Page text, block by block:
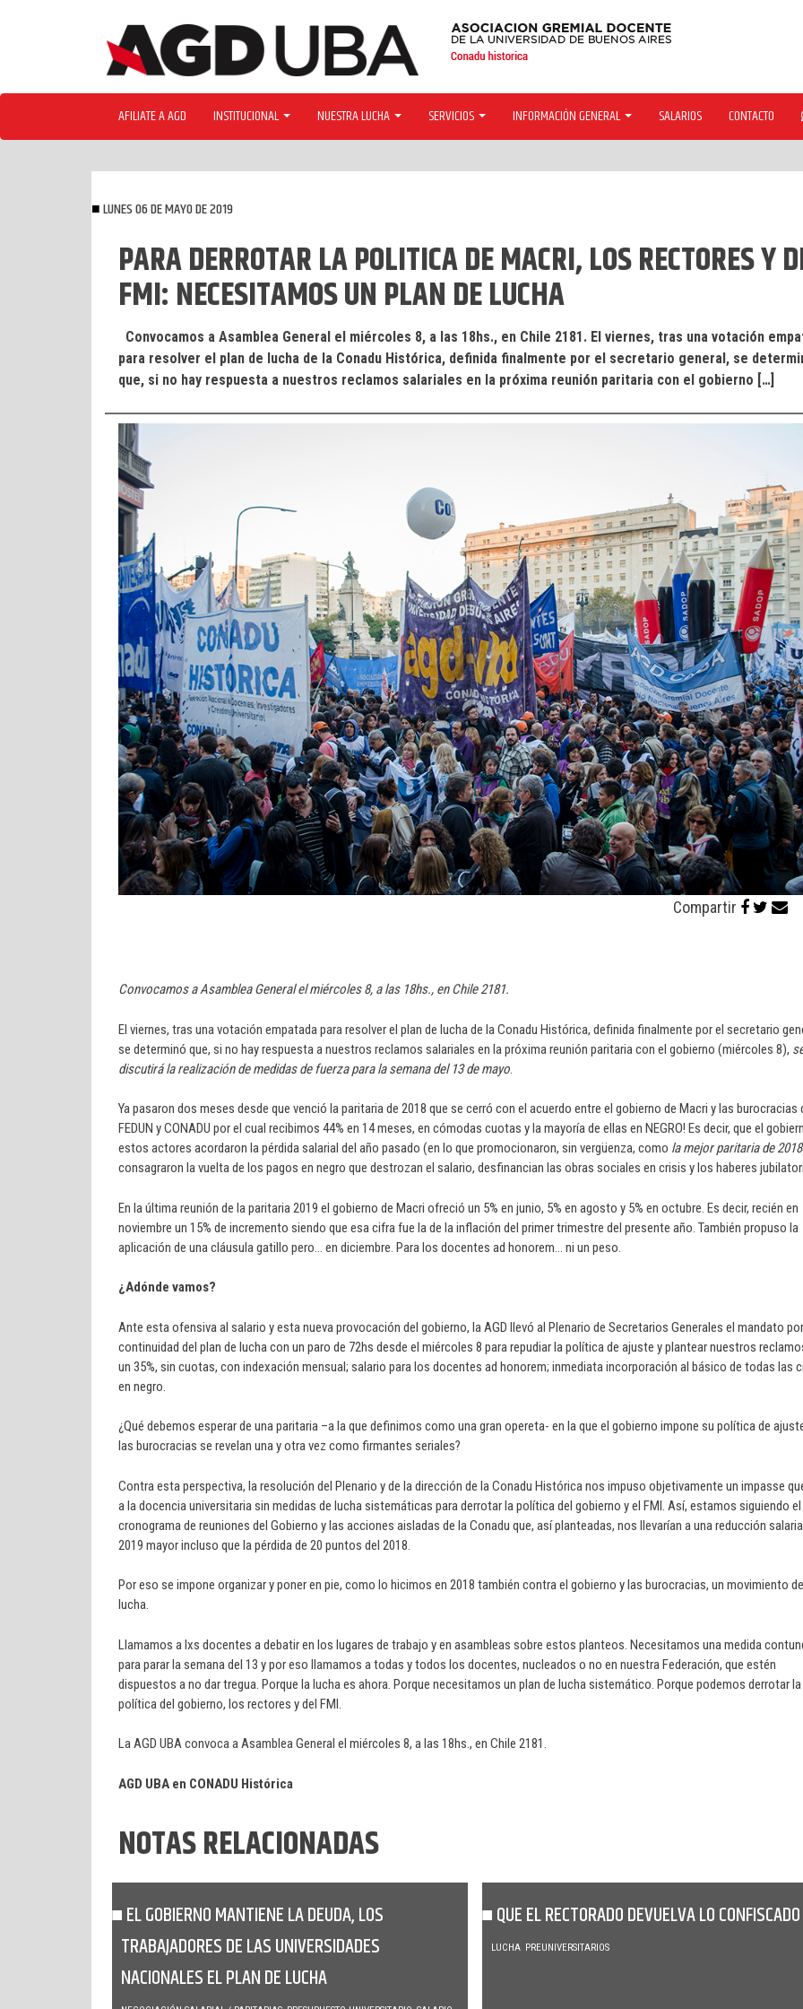
AFILIATE A AGD INSTITUCIONAL NUESTRA LUCHA SERVICIOS INFORMACIÓN GENERAL SALARIOS CONTACTO
LUNES 06 DE MAYO DE 2019
PARA DERROTAR LA POLITICA DE MACRI, LOS RECTORES Y
FMI: NECESITAMOS UN PLAN DE LUCHA
Convocamos a Asamblea General el miércoles 8, a las 18hs., en Chile 2181. El viernes, tras una votación
para resolver el plan de lucha de la Conadu Histórica, definida finalmente por el secretario general, se
que, si no hay respuesta a nuestros reclamos salariales en la próxima reunión paritaria con el gobierno […]
Compartir
Convocamos a Asamblea General el miércoles 8, a las 18hs., en Chile 2181.
El viernes, tras una votación empatada para resolver el plan de lucha de la Conadu Histórica, definida finalmente por el secretario
se determinó que, si no hay respuesta a nuestros reclamos salariales en la próxima reunión paritaria con el gobierno (miércoles 8),
discutirá la realización de medidas de fuerza para la semana del 13 de mayo
Ya pasaron dos meses desde que venció la paritaria de 2018 que se cerró con el acuerdo entre el gobierno de Macri y las burocracias
FEDUN y CONADU por el cual recibimos 44% en 14 meses, en cómodas cuotas y la mayoría de ellas en NEGRO! Es decir, que el
estos actores acordaron la pérdida salarial del año pasado (en lo que promocionaron, sin vergüenza, como la mejor paritaria de 2018
consagraron la vuelta de los pagos en negro que destrozan el salario, desfinancian las obras sociales en crisis y los haberes
En la última reunión de la paritaria 2019 el gobierno de Macri ofreció un 5% en junio, 5% en agosto y 5% en octubre. Es decir, recién en
noviembre un 15% de incremento siendo que esa cifra fue la de la inflación del primer trimestre del presente año. También propuso la
aplicación de una cláusula gatillo pero… en diciembre. Para los docentes ad honorem… ni un peso.
¿Adónde vamos?
Ante esta ofensiva al salario y esta nueva provocación del gobierno, la AGD llevó al Plenario de Secretarios Generales el mandato
continuidad del plan de lucha con un paro de 72hs desde el miércoles 8 para repudiar la política de ajuste y plantear nuestros
un 35%, sin cuotas, con indexación mensual; salario para los docentes ad honorem; inmediata incorporación al básico de todas las
en negro.
¿Qué debemos esperar de una paritaria –a la que definimos como una gran opereta- en la que el gobierno impone su política de
las burocracias se revelan una y otra vez como firmantes seriales?
Contra esta perspectiva, la resolución del Plenario y de la dirección de la Conadu Histórica nos impuso objetivamente un impasse
a la docencia universitaria sin medidas de lucha sistemáticas para derrotar la política del gobierno y el FMI. Así, estamos siguiendo el
cronograma de reuniones del Gobierno y las acciones aisladas de la Conadu que, así planteadas, nos llevarían a una reducción
2019 mayor incluso que la pérdida de 20 puntos del 2018.
Por eso se impone organizar y poner en pie, como lo hicimos en 2018 también contra el gobierno y las burocracias, un movimiento de
lucha.
Llamamos a lxs docentes a debatir en los lugares de trabajo y en asambleas sobre estos planteos. Necesitamos una medida
para parar la semana del 13 y por eso llamamos a todas y todos los docentes, nucleados o no en nuestra Federación, que estén
dispuestos a no dar tregua. Porque la lucha es ahora. Porque necesitamos un plan de lucha sistemático. Porque podemos derrotar la
política del gobierno, los rectores y del FMI.
La AGD UBA convoca a Asamblea General el miércoles 8, a las 18hs., en Chile 2181.
AGD UBA en CONADU Histórica
NOTAS RELACIONADAS
EL GOBIERNO MANTIENE LA DEUDA, LOS
TRABAJADORES DE LAS UNIVERSIDADES
NACIONALES EL PLAN DE LUCHA
QUE EL RECTORADO DEVUELVA LO CONFISCADO
LUCHA PREUNIVERSITARIOS